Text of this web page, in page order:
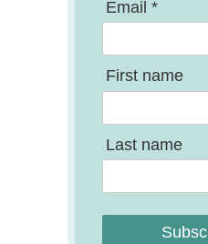
Email *
First name
Last name